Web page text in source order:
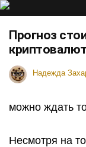
Прогноз
Надежда
можно ждать
Несмотря на